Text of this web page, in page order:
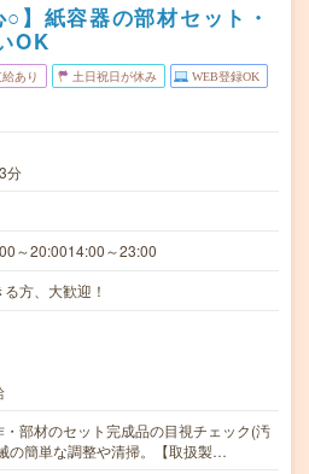
○】紙容器の部材セット・
OK
あり 土日祝日が休み WEB登録OK
分
～20:0014:00～23:00
方、大歓迎！
部材のセット完成品の目視チェック(汚
の簡単な調整や清掃。【取扱製…